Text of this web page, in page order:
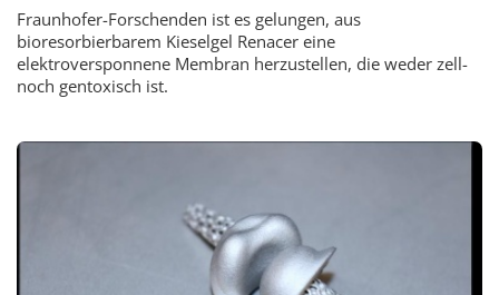
Fraunhofer-Forschenden ist es gelungen, aus
bioresorbierbarem Kieselgel Renacer eine
elektroversponnene Membran herzustellen, die weder zell-
noch gentoxisch ist.